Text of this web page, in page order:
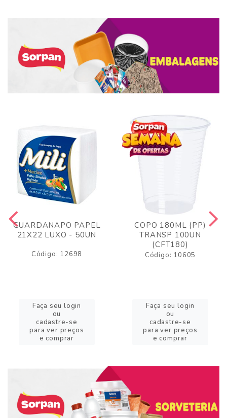
GUARDANAPO PAPEL
21X22 LUXO - 50UN
Código: 12698
Faça seu login
ou
cadastre-se
para ver preços
e comprar
COPO 180ML (PP)
TRANSP 100UN
(CFT180)
Código: 10605
Faça seu login
ou
cadastre-se
para ver preços
e comprar